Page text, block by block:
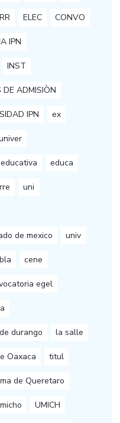
ELEC CONVO
IPN
INST
ADMISIÒN
IPN ex
educa
uni
de mexico univ
cene
egel
durango la salle
Oaxaca titul
de Queretaro
UMICH